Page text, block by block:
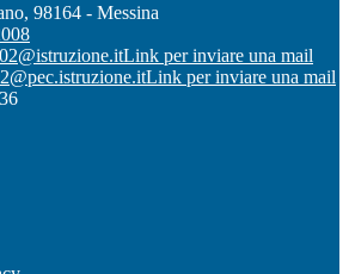
98164 - Messina
Link per inviare una mail
Link per inviare una mail